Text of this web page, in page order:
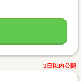
3日以内公開